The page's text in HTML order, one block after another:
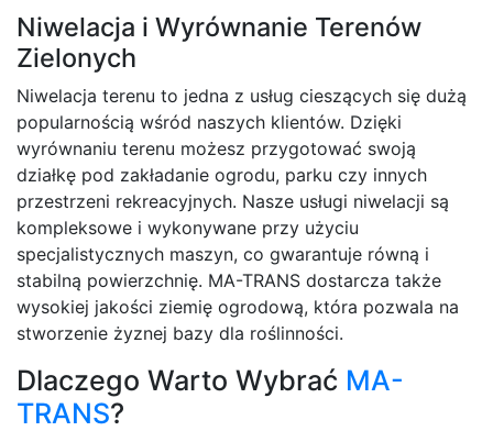
Niwelacja i Wyrównanie Terenów
Zielonych
Niwelacja terenu to jedna z usług cieszących się dużą
popularnością wśród naszych klientów. Dzięki
wyrównaniu terenu możesz przygotować swoją
działkę pod zakładanie ogrodu, parku czy innych
przestrzeni rekreacyjnych. Nasze usługi niwelacji są
kompleksowe i wykonywane przy użyciu
specjalistycznych maszyn, co gwarantuje równą i
stabilną powierzchnię. MA-TRANS dostarcza także
wysokiej jakości ziemię ogrodową, która pozwala na
stworzenie żyznej bazy dla roślinności.
Dlaczego Warto Wybrać MA-
TRANS?